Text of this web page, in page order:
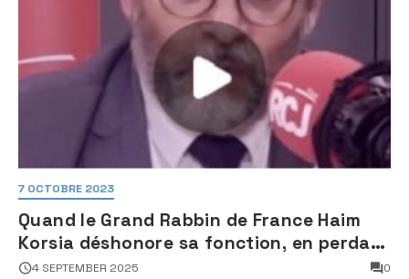
7 OCTOBRE 2023
Quand le Grand Rabbin de France Haim
Korsia déshonore sa fonction, en perdant
son sang froid
4 SEPTEMBER 2025 0